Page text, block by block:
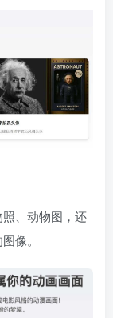
、动物图，还
像。